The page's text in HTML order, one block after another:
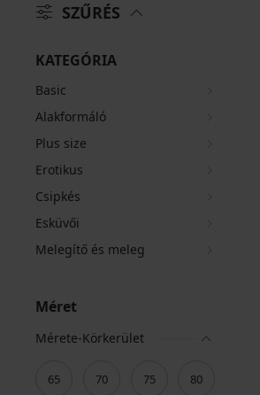
SZŰRÉS
KATEGÓRIA
Basic
Alakformáló
Plus size
Erotikus
Csipkés
Esküvői
Melegítő és meleg
Méret
Mérete-Körkerület
65 70 75 80